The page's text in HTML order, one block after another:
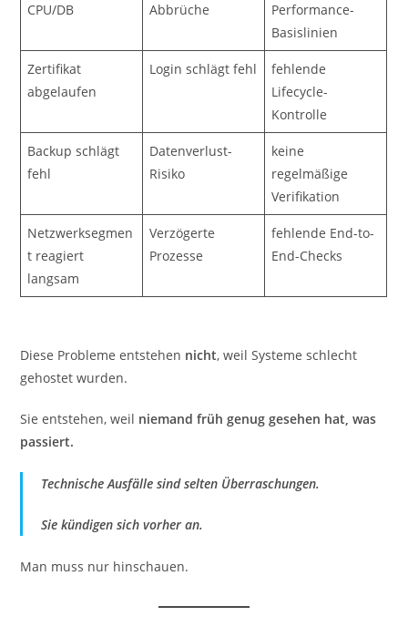
CPU/DB
Abbrüche
Performance-
Basislinien
Zertifikat
abgelaufen
Login schlägt fehl
fehlende
Lifecycle-
Kontrolle
Backup schlägt
fehl
Datenverlust-
Risiko
keine
regelmäßige
Verifikation
Netzwerksegmen
t reagiert
langsam
Verzögerte
Prozesse
fehlende End-to-
End-Checks
Diese Probleme entstehen nicht, weil Systeme schlecht
gehostet wurden.
Sie entstehen, weil niemand früh genug gesehen hat, was
passiert.
Technische Ausfälle sind selten Überraschungen.
Sie kündigen sich vorher an.
Man muss nur hinschauen.